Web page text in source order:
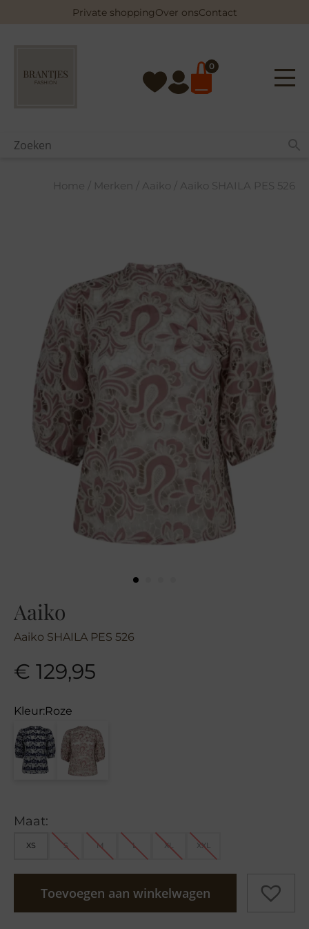
Private shoppingOver onsContact
0
Home / Merken / Aaiko / Aaiko SHAILA PES 526
Aaiko
Aaiko SHAILA PES 526
€ 129,95
Kleur:Roze
Maat:
XS S M L XL XXL
Toevoegen aan winkelwagen